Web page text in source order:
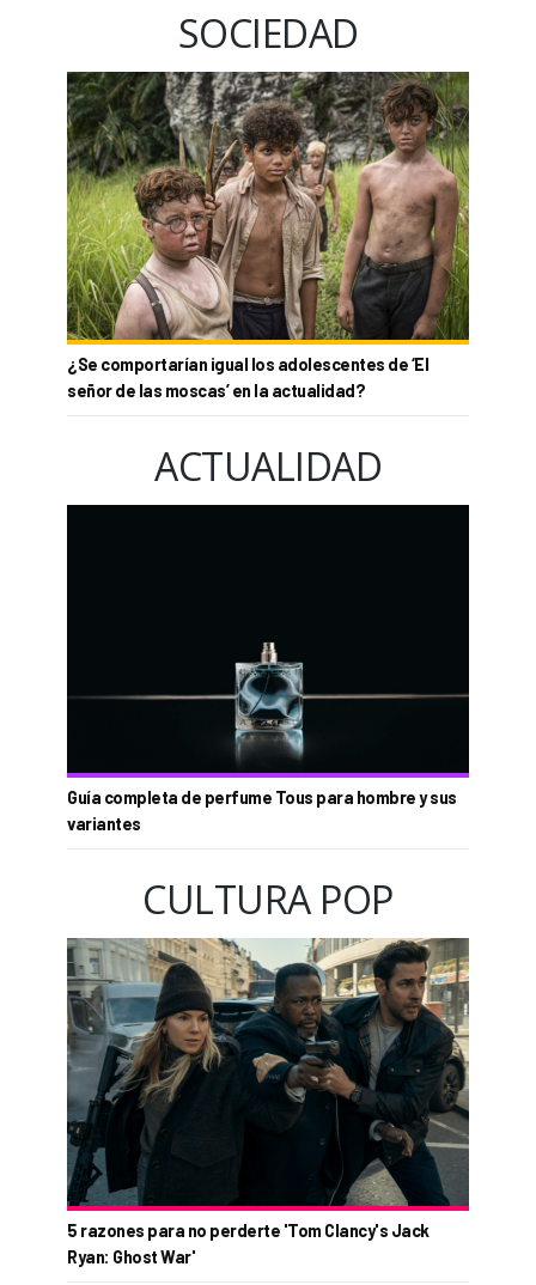
SOCIEDAD
¿Se comportarían igual los adolescentes de ‘El
señor de las moscas’ en la actualidad?
ACTUALIDAD
Guía completa de perfume Tous para hombre y sus
variantes
CULTURA POP
5 razones para no perderte 'Tom Clancy's Jack
Ryan: Ghost War'